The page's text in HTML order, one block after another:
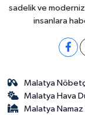
sadelik ve
insanlara
Malatya
Malatya Hava
Malatya Namaz